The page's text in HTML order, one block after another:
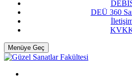
DEÜ 360
Menüye Geç